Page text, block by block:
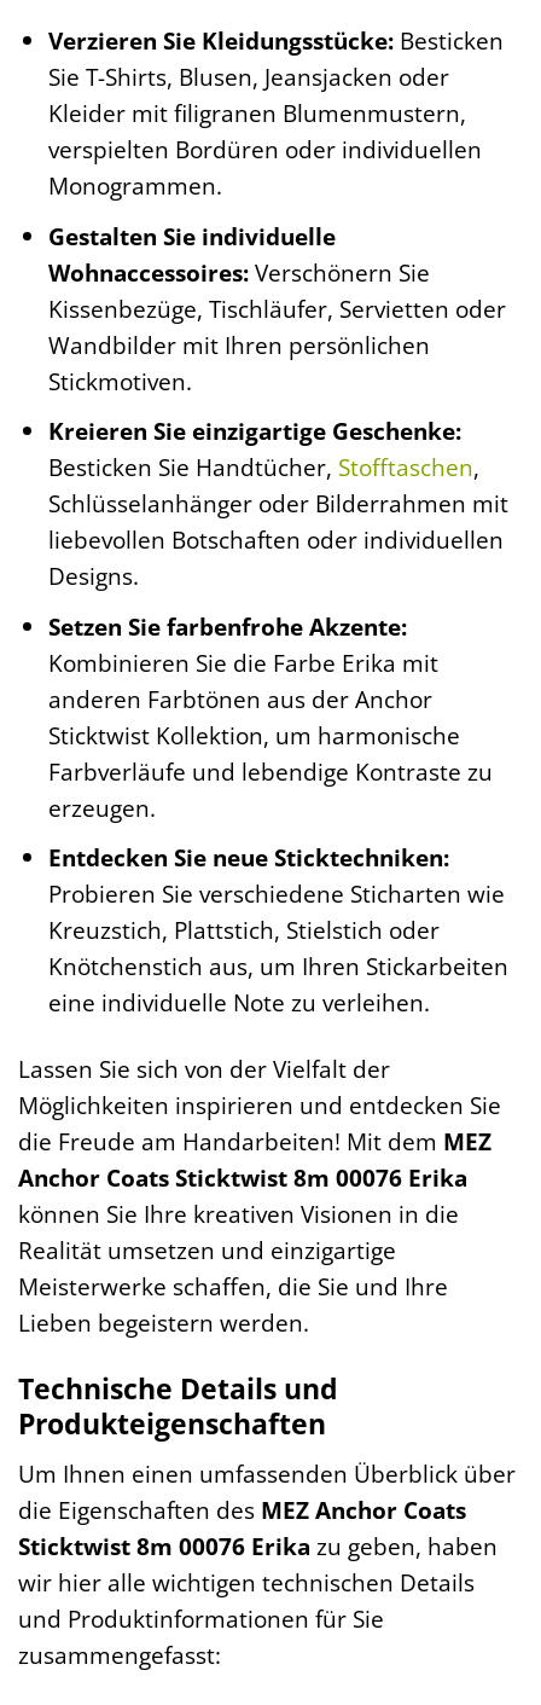
Verzieren Sie Kleidungsstücke:Besticken
Sie T-Shirts, Blusen, Jeansjacken oder
Kleider mit filigranen Blumenmustern,
verspielten Bordüren oder individuellen
Monogrammen.
Gestalten Sie individuelle
Wohnaccessoires:Verschönern Sie
Kissenbezüge, Tischläufer, Servietten oder
Wandbilder mit Ihren persönlichen
Stickmotiven.
Kreieren Sie einzigartige Geschenke:
Besticken Sie Handtücher, Stofftaschen,
Schlüsselanhänger oder Bilderrahmen mit
liebevollen Botschaften oder individuellen
Designs.
Setzen Sie farbenfrohe Akzente:
Kombinieren Sie die Farbe Erika mit
anderen Farbtönen aus der Anchor
Sticktwist Kollektion, um harmonische
Farbverläufe und lebendige Kontraste zu
erzeugen.
Entdecken Sie neue Sticktechniken:
Probieren Sie verschiedene Sticharten wie
Kreuzstich, Plattstich, Stielstich oder
Knötchenstich aus, um Ihren Stickarbeiten
eine individuelle Note zu verleihen.
Lassen Sie sich von der Vielfalt der
Möglichkeiten inspirieren und entdecken Sie
die Freude am Handarbeiten! Mit dem MEZ
Anchor Coats Sticktwist 8m 00076 Erika
können Sie Ihre kreativen Visionen in die
Realität umsetzen und einzigartige
Meisterwerke schaffen, die Sie und Ihre
Lieben begeistern werden.
Technische Details und
Produkteigenschaften
Um Ihnen einen umfassenden Überblick über
die Eigenschaften des MEZ Anchor Coats
Sticktwist 8m 00076 Erika zu geben, haben
wir hier alle wichtigen technischen Details
und Produktinformationen für Sie
zusammengefasst: